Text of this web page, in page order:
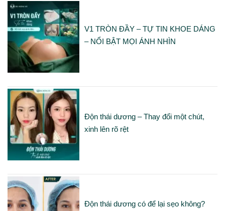
V1 TRÒN ĐẦY – TỰ TIN KHOE DÁNG
– NỔI BẬT MỌI ÁNH NHÌN
Độn thái dương – Thay đổi một chút,
xinh lên rõ rệt
Độn thái dương có để lại sẹo không?